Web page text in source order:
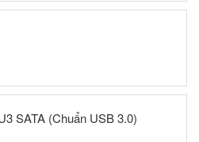
HDD Box 2.5" Orico 2577U3 SATA (Chuẩn USB 3.0)